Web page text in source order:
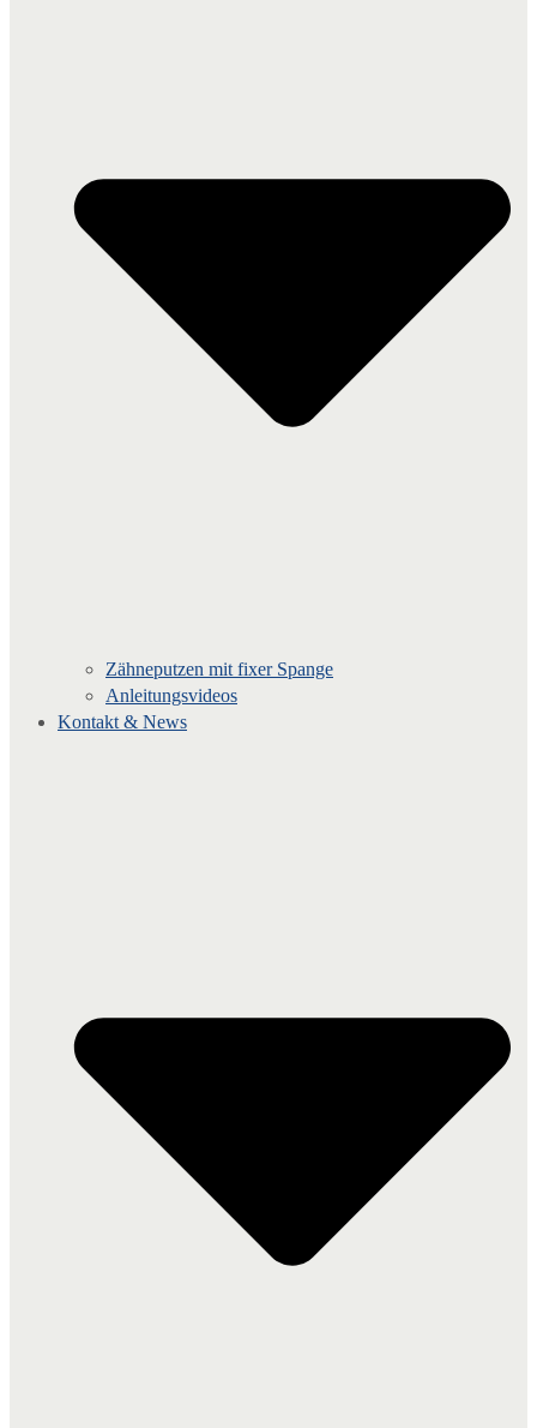
Zähneputzen mit fixer Spange
Anleitungsvideos
Kontakt & News